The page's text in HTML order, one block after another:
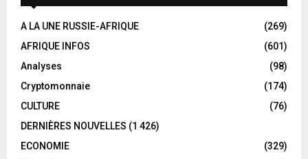
A LA UNE RUSSIE-AFRIQUE
(269)
AFRIQUE INFOS
(601)
Analyses
(98)
Cryptomonnaie
(174)
CULTURE
(76)
DERNIÈRES NOUVELLES (1 426)
ECONOMIE
(329)